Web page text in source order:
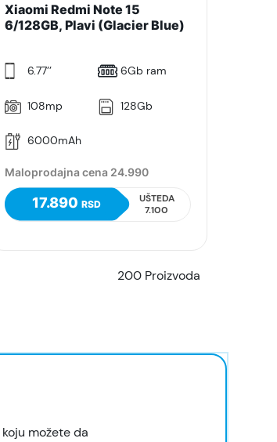
Xiaomi Redmi Note 15
6/128GB, Plavi (Glacier Blue)
6.77’’ 6Gb ram
108mp 128Gb
6000mAh
Maloprodajna cena 24.990
17.890RSD
UŠTEDA
7.100
200 Proizvoda
možete da